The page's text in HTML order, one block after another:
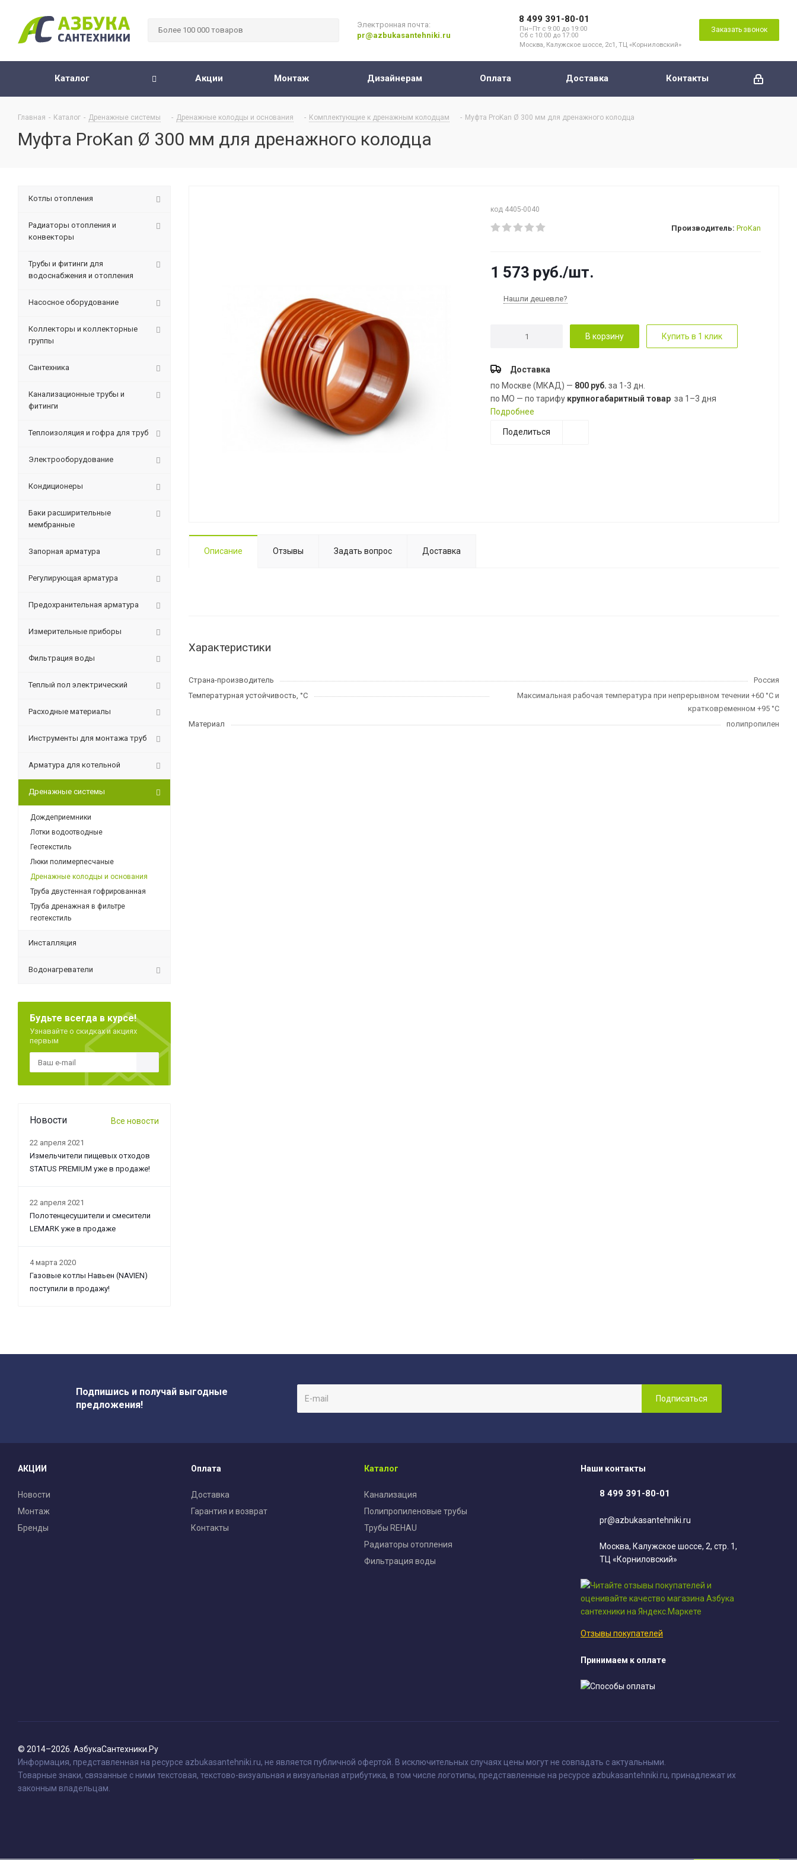
Электронная почта:
pr@azbukasantehniki.ru
8 499 391-80-01
Пн–Пт с 9:00 до 19:00
Сб с 10:00 до 17:00
Москва, Калужское шоссе, 2с1, ТЦ «Корниловский»
Заказать звонок
Каталог Акции Монтаж Дизайнерам Оплата Доставка Контакты
Главная - Каталог - Дренажные системы - Дренажные колодцы и основания - Комплектующие к дренажным колодцам - Муфта ProKan Ø 300 мм для дренажного колодца
Муфта ProKan Ø 300 мм для дренажного колодца
код 4405-0040
Производитель: ProKan
1 573 руб./шт.
Нашли дешевле?
В корзину Купить в 1 клик
Доставка
по Москве (МКАД) — 800 руб. за 1-3 дн.
по МО — по тарифу крупногабаритный товар за 1–3 дня
Подробнее
Поделиться
Описание Отзывы Задать вопрос Доставка
Характеристики
Страна-производитель
Россия
Температурная устойчивость, °C
Максимальная рабочая температура при непрерывном течении +60 °С и
кратковременном +95 °С
Материал
полипропилен
Котлы отопления
Радиаторы отопления и
конвекторы
Трубы и фитинги для
водоснабжения и отопления
Насосное оборудование
Коллекторы и коллекторные
группы
Сантехника
Канализационные трубы и
фитинги
Теплоизоляция и гофра для труб
Электрооборудование
Кондиционеры
Баки расширительные
мембранные
Запорная арматура
Регулирующая арматура
Предохранительная арматура
Измерительные приборы
Фильтрация воды
Теплый пол электрический
Расходные материалы
Инструменты для монтажа труб
Арматура для котельной
Дренажные системы
Дождеприемники
Лотки водоотводные
Геотекстиль
Люки полимерпесчаные
Дренажные колодцы и основания
Труба двустенная гофрированная
Труба дренажная в фильтре
геотекстиль
Инсталляция
Водонагреватели
Будьте всегда в курсе!
Узнавайте о скидках и акциях
первым
Новости Все новости
22 апреля 2021
Измельчители пищевых отходов
STATUS PREMIUM уже в продаже!
22 апреля 2021
Полотенцесушители и смесители
LEMARK уже в продаже
4 марта 2020
Газовые котлы Навьен (NAVIEN)
поступили в продажу!
Подпишись и получай выгодные
предложения!
АКЦИИ
Новости
Монтаж
Бренды
Оплата
Доставка
Гарантия и возврат
Контакты
Каталог
Канализация
Полипропиленовые трубы
Трубы REHAU
Радиаторы отопления
Фильтрация воды
Наши контакты
8 499 391-80-01
pr@azbukasantehniki.ru
Москва, Калужское шоссе, 2, стр. 1,
ТЦ «Корниловский»
Отзывы покупателей
Принимаем к оплате
© 2014–2026. АзбукаСантехники.Ру
Информация, представленная на ресурсе azbukasantehniki.ru, не является публичной офертой. В исключительных случаях цены могут не совпадать с актуальными.
Товарные знаки, связанные с ними текстовая, текстово-визуальная и визуальная атрибутика, в том числе логотипы, представленные на ресурсе azbukasantehniki.ru, принадлежат их
законным владельцам.